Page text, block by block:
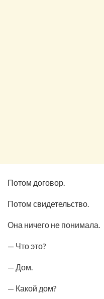
Потом договор.
Потом свидетельство.
Она ничего не понимала.
— Что это?
— Дом.
— Какой дом?